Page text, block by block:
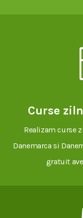
Curse
Realizam curse
Danemarca si
gratuit